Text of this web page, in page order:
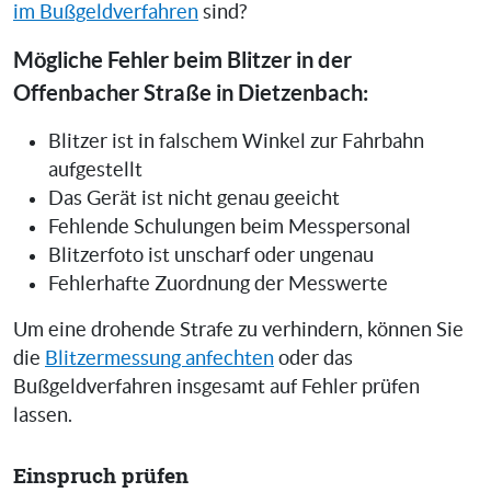
im Bußgeldverfahren sind?
Mögliche Fehler beim Blitzer in der
Offenbacher Straße in Dietzenbach:
Blitzer ist in falschem Winkel zur Fahrbahn
aufgestellt
Das Gerät ist nicht genau geeicht
Fehlende Schulungen beim Messpersonal
Blitzerfoto ist unscharf oder ungenau
Fehlerhafte Zuordnung der Messwerte
Um eine drohende Strafe zu verhindern, können Sie
die Blitzermessung anfechten oder das
Bußgeldverfahren insgesamt auf Fehler prüfen
lassen.
Einspruch prüfen